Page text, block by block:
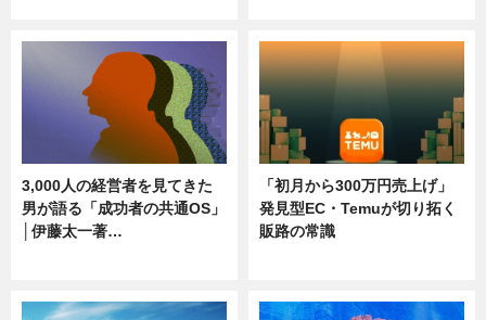
3,000人の経営者を見てきた
男が語る「成功者の共通OS」
│伊藤太一著…
「初月から300万円売上げ」
発見型EC・Temuが切り拓く
販路の常識